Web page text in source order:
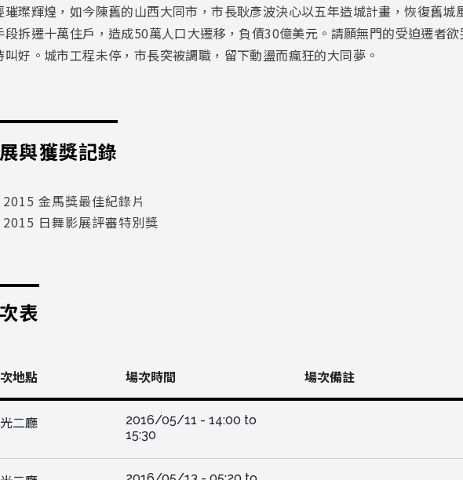
璀璨輝煌，如今陳舊的山西大同市，市長耿彥波決心以五年造城計畫，恢復舊
段拆遷十萬住戶，造成50萬人口大遷移，負債30億美元。請願無門的受迫遷者
叫好。城市工程未停，市長突被調職，留下動盪而瘋狂的大同夢。
與獲獎記錄
2015 金馬獎最佳紀錄片
2015 日舞影展評審特別獎
表
地點 場次時間 場次備註
二廳 2016/05/11 - 14:00 to
15:30